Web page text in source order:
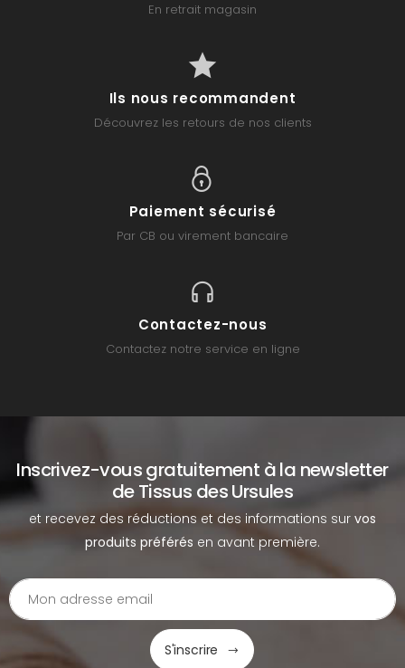
En retrait magasin
Ils nous recommandent
Découvrez les retours de nos clients
Paiement sécurisé
Par CB ou virement bancaire
Contactez-nous
Contactez notre service en ligne
Inscrivez-vous gratuitement à la newsletter
de Tissus des Ursules
et recevez des réductions et des informations sur vos
produits préférés en avant première.
S'inscrire